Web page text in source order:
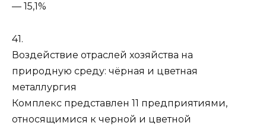
— 15,1%
41.
Воздействие отраслей хозяйства на
природную среду: чёрная и цветная
металлургия
Комплекс представлен 11 предприятиями,
относящимися к черной и цветной